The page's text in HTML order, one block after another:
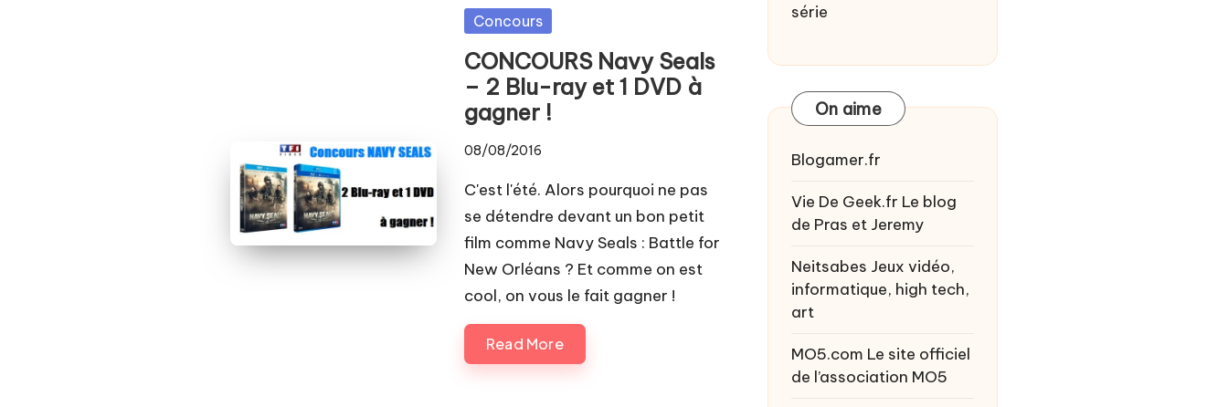
Posted
Concours
CONCOURS Navy Seals
– 2 Blu-ray et 1 DVD à
gagner !
08/08/2016
C'est l'été. Alors pourquoi ne pas
se détendre devant un bon petit
film comme Navy Seals : Battle for
New Orléans ? Et comme on est
cool, on vous le fait gagner !
Read More
série
On aime
Blogamer.fr
Vie De Geek.fr Le blog
de Pras et Jeremy
Neitsabes Jeux vidéo,
informatique, high tech,
art
MO5.com Le site officiel
de l’association MO5